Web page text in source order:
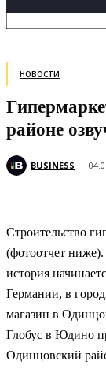
НОВОСТИ
районе
BUSINESS
Строительство
(фотоотчет
история
Германии, в
магазин в
Глобус в Юдино
Одинцовский